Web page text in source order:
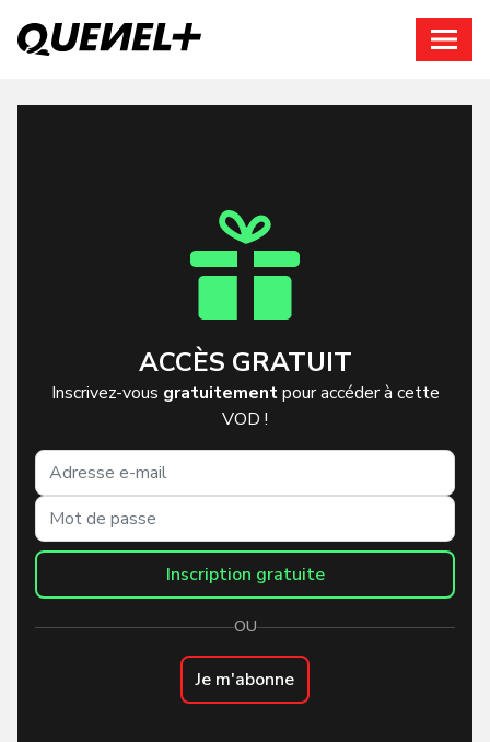
ACCÈS GRATUIT
Inscrivez-vous gratuitementpour accéder à cette
VOD !
Inscription gratuite
OU
Je m'abonne